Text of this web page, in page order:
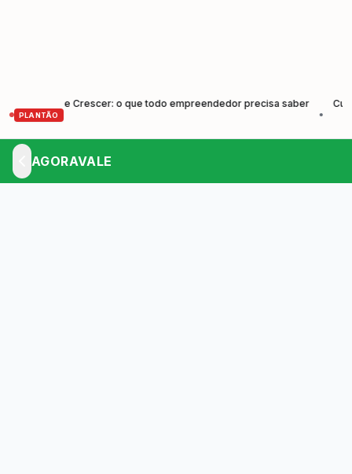
PLANTÃO
e Crescer: o que todo empreendedor precisa saber
Cunha
AGORAVALE